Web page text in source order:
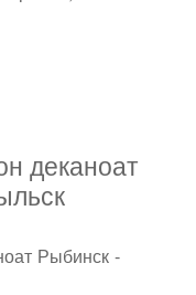
деканоат
Рыбинск -